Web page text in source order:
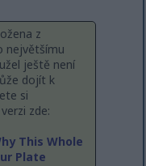
z
největšímu
ještě není
dojít k
si
zde:
This Whole
Plate